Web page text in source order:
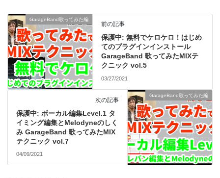
GarageBand歌ってみた編
前の記事
保護中: 無料でケロケロ！はじめ
てのプラグインインストール
GarageBand 歌ってみたMIXテ
クニック vol.5
03/27/2021
GarageBand歌ってみた編
次の記事
保護中: ボーカル編集Level.1 タ
イミング編集とMelodyneのしく
み GarageBand 歌ってみたMIX
テクニック vol.7
04/09/2021